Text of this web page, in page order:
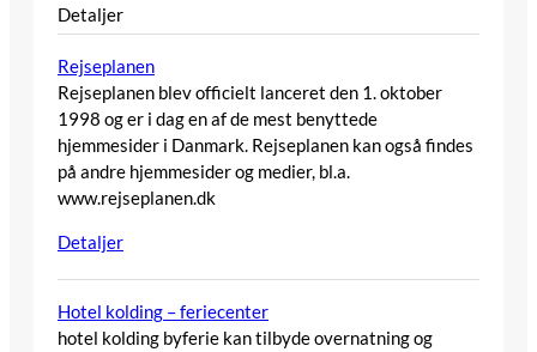
Detaljer
Rejseplanen
Rejseplanen blev officielt lanceret den 1. oktober
1998 og er i dag en af de mest benyttede
hjemmesider i Danmark. Rejseplanen kan også findes
på andre hjemmesider og medier, bl.a.
www.rejseplanen.dk
Detaljer
Hotel kolding – feriecenter
hotel kolding byferie kan tilbyde overnatning og